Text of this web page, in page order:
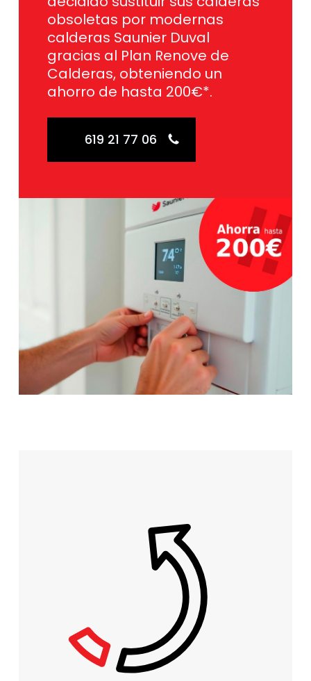
obsoletas por modernas
calderas Saunier Duval
gracias al Plan Renove de
Calderas, obteniendo un
ahorro de hasta 200€*.
619 21 77 06